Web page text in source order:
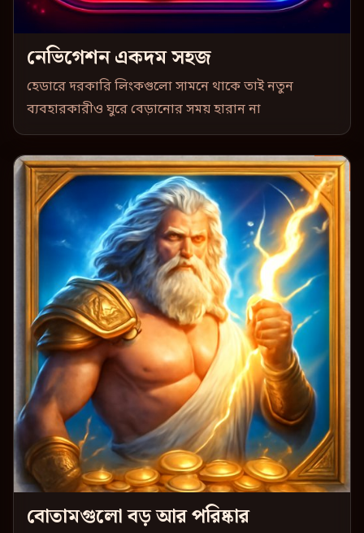
নেভিগেশন একদম সহজ
হেডারে দরকারি লিংকগুলো সামনে থাকে তাই নতুন
ব্যবহারকারীও ঘুরে বেড়ানোর সময় হারান না
বোতামগুলো বড় আর পরিষ্কার